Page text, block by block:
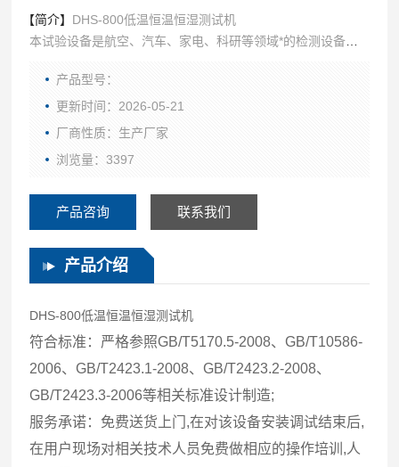
【简介】 DHS-800低温恒温恒湿测试机
本试验设备是航空、汽车、家电、科研等领域*的检测设备，
度或恒定试验的温度环境变化后的参数及性能。
产品型号：
更新时间：2026-05-21
厂商性质：生产厂家
浏览量：3397
产品咨询 联系我们
产品介绍
DHS-800低温恒温恒湿测试机
符合标准：严格参照GB/T5170.5-2008、GB/T10586-
2006、GB/T2423.1-2008、GB/T2423.2-2008、
GB/T2423.3-2006等相关标准设计制造;
服务承诺：免费送货上门,在对该设备安装调试结束后,
在用户现场对相关技术人员免费做相应的操作培训,人